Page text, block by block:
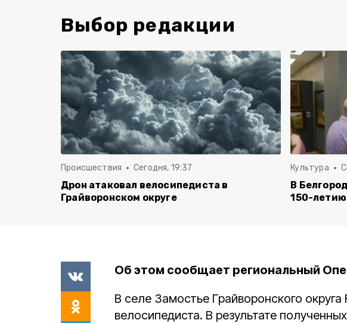
Выбор редакции
Происшествия Сегодня, 19:37
Дрон атаковал велосипедиста в
Грайворонском округе
Культура
В
150-
Об этом сообщает региональный
В селе Замостье Грайворонского округа
велосипедиста. В результате